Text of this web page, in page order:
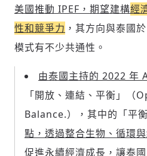
美國推動 IPEF，期望建構經
性和競爭力 ，其方向與泰國
模式有不少共通性。
由泰國主持的 2022 年
「開放、連結、平衡」（
Balance.），其中的「平
點，透過整合生物、循環
促進永續經濟成長 ，讓泰